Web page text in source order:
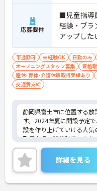
応募要件
■児童指導
経験・ブ
アップした
車通勤可 未経験OK 日勤のみ
オープニングスタッフ募集
資格
産休･育休･介護休暇取得実績あり
交通費支給
静岡県富士市に位置する放
す。2024年夏に開設予定
設を作り上げていける人気
取得支援・研修制度もあ
方にもおすすめです。年
り働いてしっかり休める、
方を実現できます。
マイカー通勤が可能なため
ご興味をお持ちの方はお
詳細を見る